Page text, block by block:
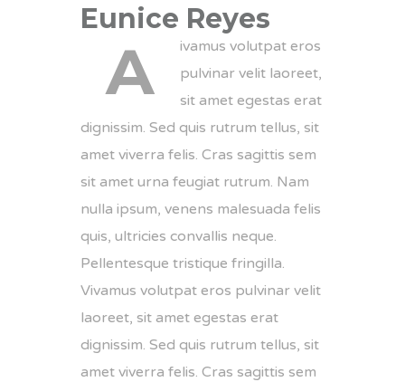
Eunice Reyes
A
ivamus volutpat eros
pulvinar velit laoreet,
sit amet egestas erat
dignissim. Sed quis rutrum tellus, sit
amet viverra felis. Cras sagittis sem
sit amet urna feugiat rutrum. Nam
nulla ipsum, venens malesuada felis
quis, ultricies convallis neque.
Pellentesque tristique fringilla.
Vivamus volutpat eros pulvinar velit
laoreet, sit amet egestas erat
dignissim. Sed quis rutrum tellus, sit
amet viverra felis. Cras sagittis sem